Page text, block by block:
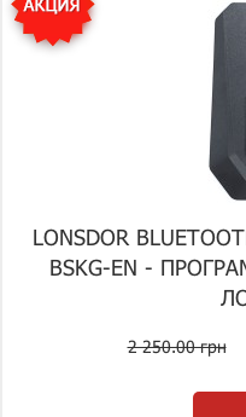
LONSDOR
BSKG-EN -
2 250.00 грн